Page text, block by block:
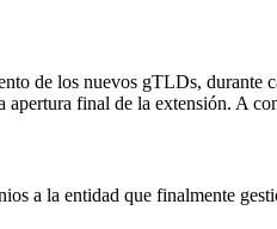
de los nuevos gTLDs,
final de la extensión. A
a la entidad que finalmente